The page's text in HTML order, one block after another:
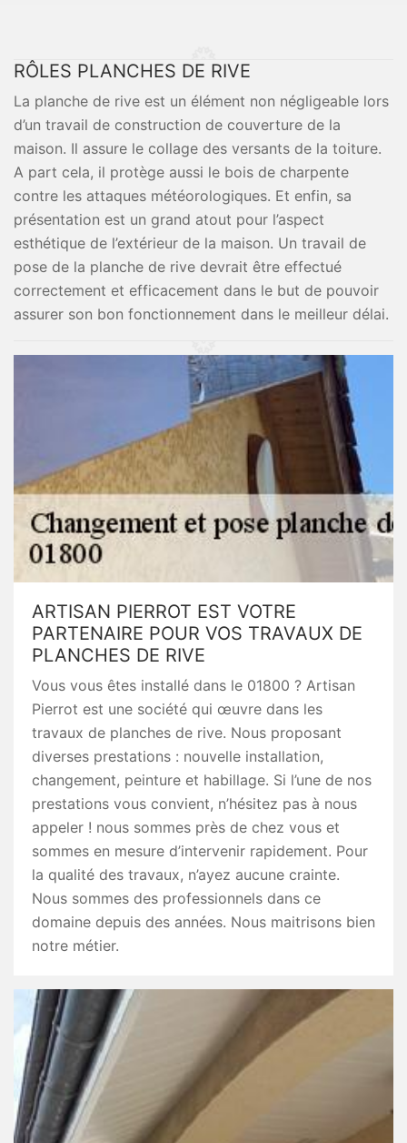
RÔLES PLANCHES DE RIVE
La planche de rive est un élément non négligeable lors
d’un travail de construction de couverture de la
maison. Il assure le collage des versants de la toiture.
A part cela, il protège aussi le bois de charpente
contre les attaques météorologiques. Et enfin, sa
présentation est un grand atout pour l’aspect
esthétique de l’extérieur de la maison. Un travail de
pose de la planche de rive devrait être effectué
correctement et efficacement dans le but de pouvoir
assurer son bon fonctionnement dans le meilleur délai.
ARTISAN PIERROT EST VOTRE
PARTENAIRE POUR VOS TRAVAUX DE
PLANCHES DE RIVE
Vous vous êtes installé dans le 01800 ? Artisan
Pierrot est une société qui œuvre dans les
travaux de planches de rive. Nous proposant
diverses prestations : nouvelle installation,
changement, peinture et habillage. Si l’une de nos
prestations vous convient, n’hésitez pas à nous
appeler ! nous sommes près de chez vous et
sommes en mesure d’intervenir rapidement. Pour
la qualité des travaux, n’ayez aucune crainte.
Nous sommes des professionnels dans ce
domaine depuis des années. Nous maitrisons bien
notre métier.